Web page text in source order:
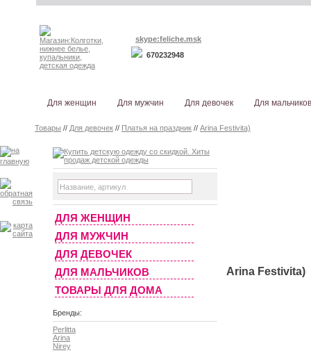
skype:feliche.msk
670232948
Для женщин Для мужчин Для девочек Для мальчиков
Товары // Для девочек // Платья на праздник // Arina Festivita)
ДЛЯ ЖЕНЩИН
ДЛЯ МУЖЧИН
ДЛЯ ДЕВОЧЕК
ДЛЯ МАЛЬЧИКОВ
ТОВАРЫ ДЛЯ ДОМА
Бренды:
Perlitta
Arina
Nirey
Arina Festivita)